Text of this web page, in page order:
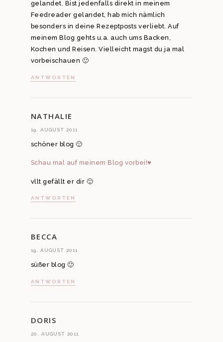
gelandet. Bist jedenfalls direkt in meinem
Feedreader gelandet, hab mich nämlich
besonders in deine Rezeptposts verliebt. Auf
meinem Blog gehts u.a. auch ums Backen,
Kochen und Reisen. Vielleicht magst du ja mal
vorbeischauen 🙂
ANTWORTEN
NATHALIE
19. AUGUST 2011
schöner blog 🙂
Schau mal auf meinem Blog vorbei!♥
vllt gefällt er dir 🙂
ANTWORTEN
BECCA
19. AUGUST 2011
süßer blog 🙂
ANTWORTEN
DORIS
20. AUGUST 2011